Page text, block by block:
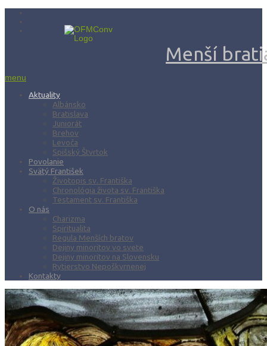
Menší
menu
Aktuality
Albánsko
Bratislava
Juniorát
Brehov
Levoča
Spišský Štvrtok
Povolanie
Svätý František
Životopis sv. Františka
Chronológia života sv. Františka
Testament sv. Františka
O nás
Charizma
Spiritualita
Regula Menších bratov
Dejiny minoritov vo svete
Dejiny minoritov na Slovensku
Rytierstvo Nepoškvrnenej
Kontakty